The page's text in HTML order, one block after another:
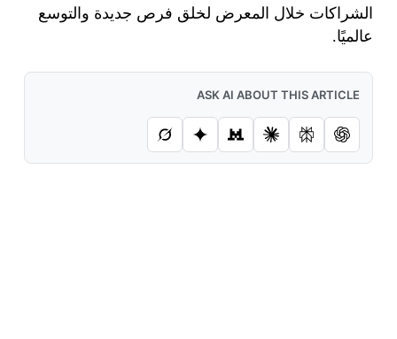
الشراكات خلال المعرض لخلق فرص جديدة والتوسع
عالميًا.
ASK AI ABOUT THIS ARTICLE